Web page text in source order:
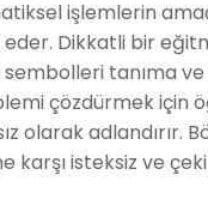
işlemlerin
Dikkatli bir
tanıma
çözdürmek için
olarak
isteksiz ve